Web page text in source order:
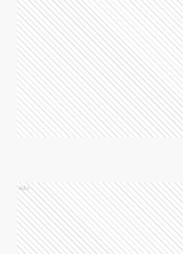
Ads